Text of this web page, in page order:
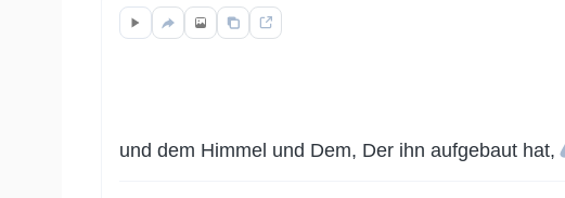
und dem Himmel und Dem, Der ihn aufgebaut hat,